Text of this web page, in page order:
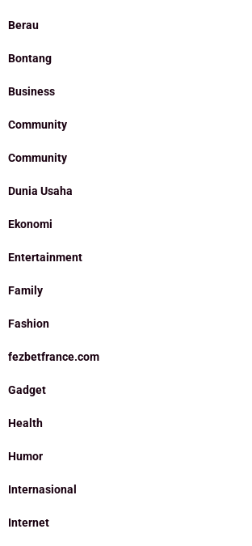
Berau
Bontang
Business
Community
Community
Dunia Usaha
Ekonomi
Entertainment
Family
Fashion
fezbetfrance.com
Gadget
Health
Humor
Internasional
Internet